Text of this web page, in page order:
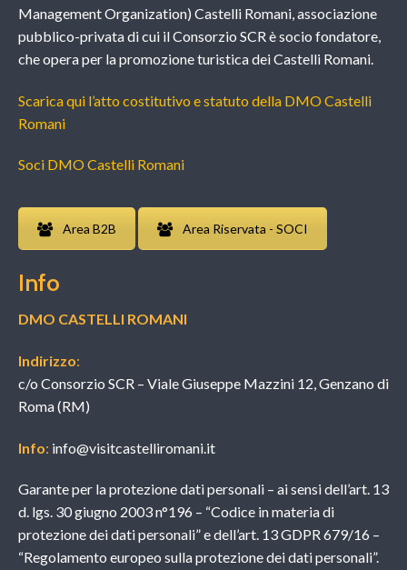
Management Organization) Castelli Romani, associazione
pubblico-privata di cui il Consorzio SCR è socio fondatore,
che opera per la promozione turistica dei Castelli Romani.
Scarica qui l’atto costitutivo e statuto della DMO Castelli
Romani
Soci DMO Castelli Romani
Area B2B Area Riservata - SOCI
Info
DMO CASTELLI ROMANI
Indirizzo:
c/o Consorzio SCR – Viale Giuseppe Mazzini 12, Genzano di
Roma (RM)
Info: info@visitcastelliromani.it
Garante per la protezione dati personali – ai sensi dell’art. 13
d. lgs. 30 giugno 2003 n°196 – “Codice in materia di
protezione dei dati personali” e dell’art. 13 GDPR 679/16 –
“Regolamento europeo sulla protezione dei dati personali”.